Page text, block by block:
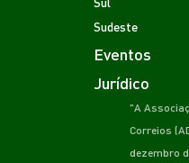
Sudeste
Eventos
Jurídico
"A
Correios
dezembro